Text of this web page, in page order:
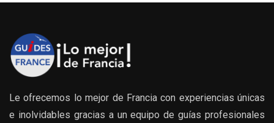
Le ofrecemos lo mejor de Francia con experiencias únicas
e inolvidables gracias a un equipo de guías profesionales